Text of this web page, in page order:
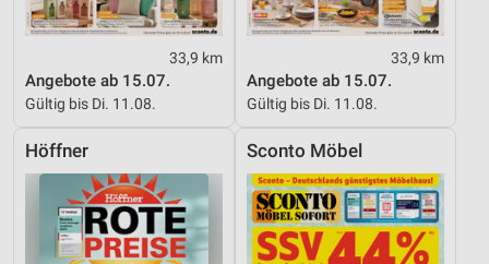
33,9 km
Angebote ab 15.07.
Gültig bis Di. 11.08.
33,9 km
Angebote ab 15.07.
Gültig bis Di. 11.08.
Höffner Sconto Möbel